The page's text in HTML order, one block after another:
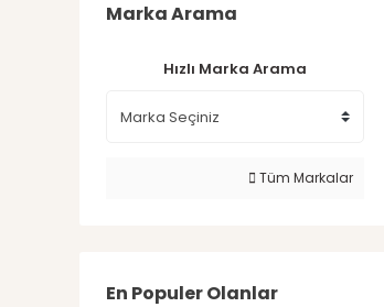
Marka Arama
Hızlı Marka Arama
Tüm Markalar
En Populer Olanlar